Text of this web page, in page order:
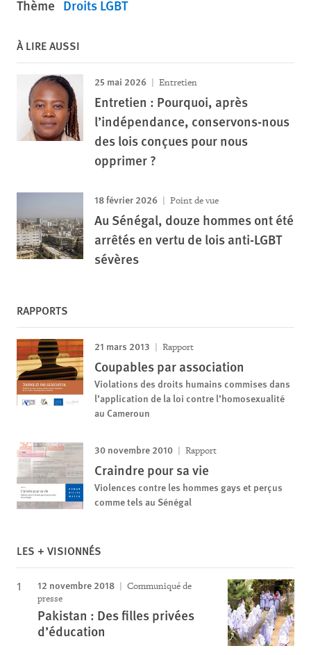
Thème Droits LGBT
À LIRE AUSSI
25 mai 2026 Entretien
Entretien : Pourquoi, après
l’indépendance, conservons-nous
des lois conçues pour nous
opprimer ?
18 février 2026 Point de vue
Au Sénégal, douze hommes ont été
arrêtés en vertu de lois anti-LGBT
sévères
RAPPORTS
21 mars 2013 Rapport
Coupables par association
Violations des droits humains commises dans
l’application de la loi contre l’homosexualité
au Cameroun
30 novembre 2010 Rapport
Craindre pour sa vie
Violences contre les hommes gays et perçus
comme tels au Sénégal
LES + VISIONNÉS
12 novembre 2018
Communiqué de
presse
Pakistan : Des filles privées
d’éducation